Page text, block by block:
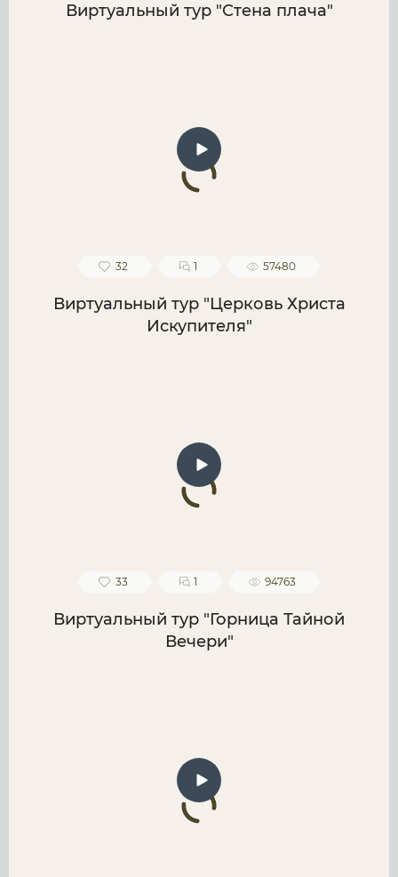
Виртуальный тур "Стена плача"
32 1 57480
Виртуальный тур "Церковь Христа
Искупителя"
33 1 94763
Виртуальный тур "Горница Тайной
Вечери"